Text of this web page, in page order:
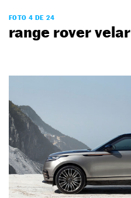
FOTO 4 DE 24
range rover velar